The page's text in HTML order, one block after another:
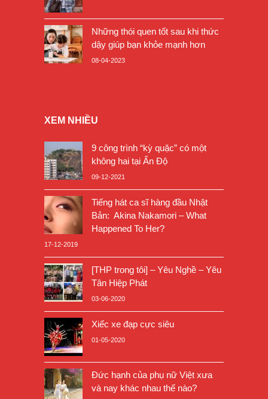
Những thói quen tốt sau khi thức
dậy giúp bạn khỏe mạnh hơn
08-04-2023
XEM NHIỀU
9 công trình “kỳ quặc” có một
không hai tại Ấn Độ
09-12-2021
Tiếng hát ca sĩ hàng đầu Nhật
Bản: Akina Nakamori – What
Happened To Her?
17-12-2019
[THP trong tôi] – Yêu Nghề – Yêu
Tân Hiệp Phát
03-06-2020
Xiếc xe đạp cực siêu
01-05-2020
Đức hạnh của phụ nữ Việt xưa
và nay khác nhau thế nào?